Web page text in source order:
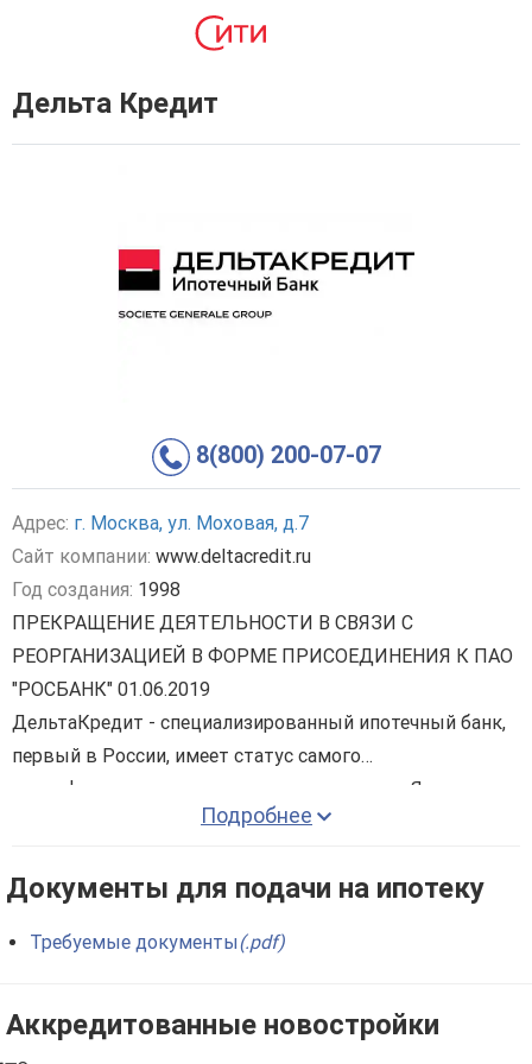
Дельта Кредит
8(800) 200-07-07
Адрес: г. Москва, ул. Моховая, д.7
Сайт компании: www.deltacredit.ru
Год создания: 1998
ПРЕКРАЩЕНИЕ ДЕЯТЕЛЬНОСТИ В СВЯЗИ С
РЕОРГАНИЗАЦИЕЙ В ФОРМЕ ПРИСОЕДИНЕНИЯ К ПАО
"РОСБАНК" 01.06.2019
ДельтаКредит - специализированный ипотечный банк,
первый в России, имеет статус самого
квалифицированного по вопросам ипотеки. Являемся
профессионалом в сфере работы с ипотечными
каждого работника. Результат работы DeltaCredit –
особенностям ипотечного кредитования и имея
закрепленного годами. DeltaCredit - почему именно этот
Подробнее
Документы для подачи на ипотеку
Требуемые документы(.pdf)
Аккредитованные новостройки